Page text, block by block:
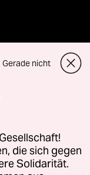
für Genehmigungen
Gerade nicht
die sich gegen
Solidarität.